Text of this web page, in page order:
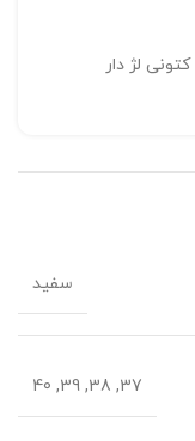
کتونی لژ دار
سفید
37, 38, 39, 40